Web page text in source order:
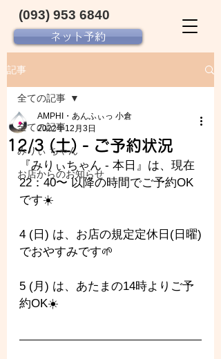
ネット予約
(093) 953 6840‬
記事
全ての記事
みりぃ ちゃん
お店からのお知らせ
全ての記事
12/3 (土) - ご予約状況
AMPHI・あんふぃっ 小倉
2022年12月3日
『みりぃちゃん - 本日』は、現在
22：40〜 以降の時間でご予約OK
です☀️
4 (日) は、お店の規定定休日(日曜)
でおやすみです🌱
5 (月) は、あたまの14時よりご予
約OK☀️